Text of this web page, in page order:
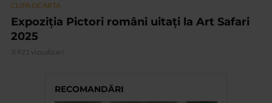
CLIPA DE ARTA
Expoziția Pictori români uitați la Art Safari
2025
3.921 vizualizari
RECOMANDĂRI